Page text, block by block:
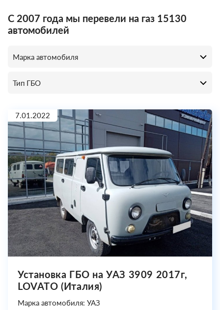
С 2007 года мы перевели на газ 15130
автомобилей
7.01.2022
Установка ГБО на УАЗ 3909 2017г,
LOVATO (Италия)
Марка автомобиля: УАЗ